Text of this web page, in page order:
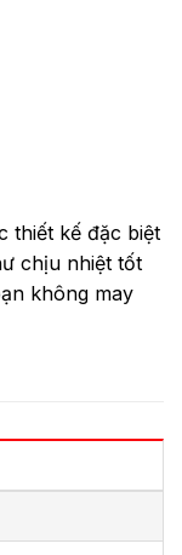
thiết kế đặc biệt
chịu nhiệt tốt
không may